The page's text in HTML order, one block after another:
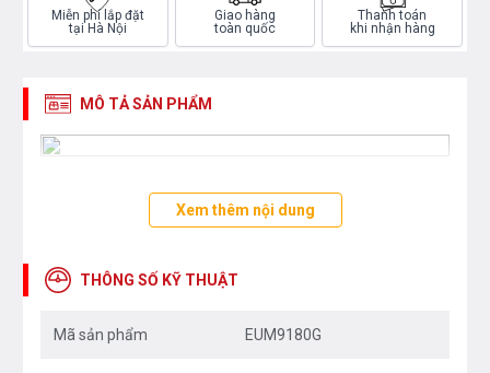
Miễn phí lắp đặt
tại Hà Nội
Giao hàng
toàn quốc
Thanh toán
khi nhận hàng
MÔ TẢ SẢN PHẨM
Xem thêm nội dung
THÔNG SỐ KỸ THUẬT
Mã sản phẩm EUM9180G